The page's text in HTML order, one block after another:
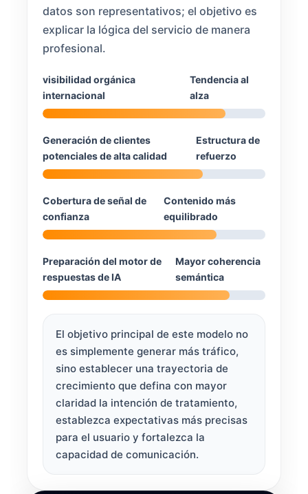
datos son representativos; el objetivo es
explicar la lógica del servicio de manera
profesional.
visibilidad orgánica
internacional
Tendencia al
alza
Generación de clientes
potenciales de alta calidad
Estructura de
refuerzo
Cobertura de señal de
confianza
Contenido más
equilibrado
Preparación del motor de
respuestas de IA
Mayor coherencia
semántica
El objetivo principal de este modelo no
es simplemente generar más tráfico,
sino establecer una trayectoria de
crecimiento que defina con mayor
claridad la intención de tratamiento,
establezca expectativas más precisas
para el usuario y fortalezca la
capacidad de comunicación.